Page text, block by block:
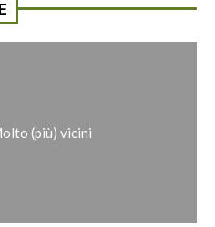
(più) vicini